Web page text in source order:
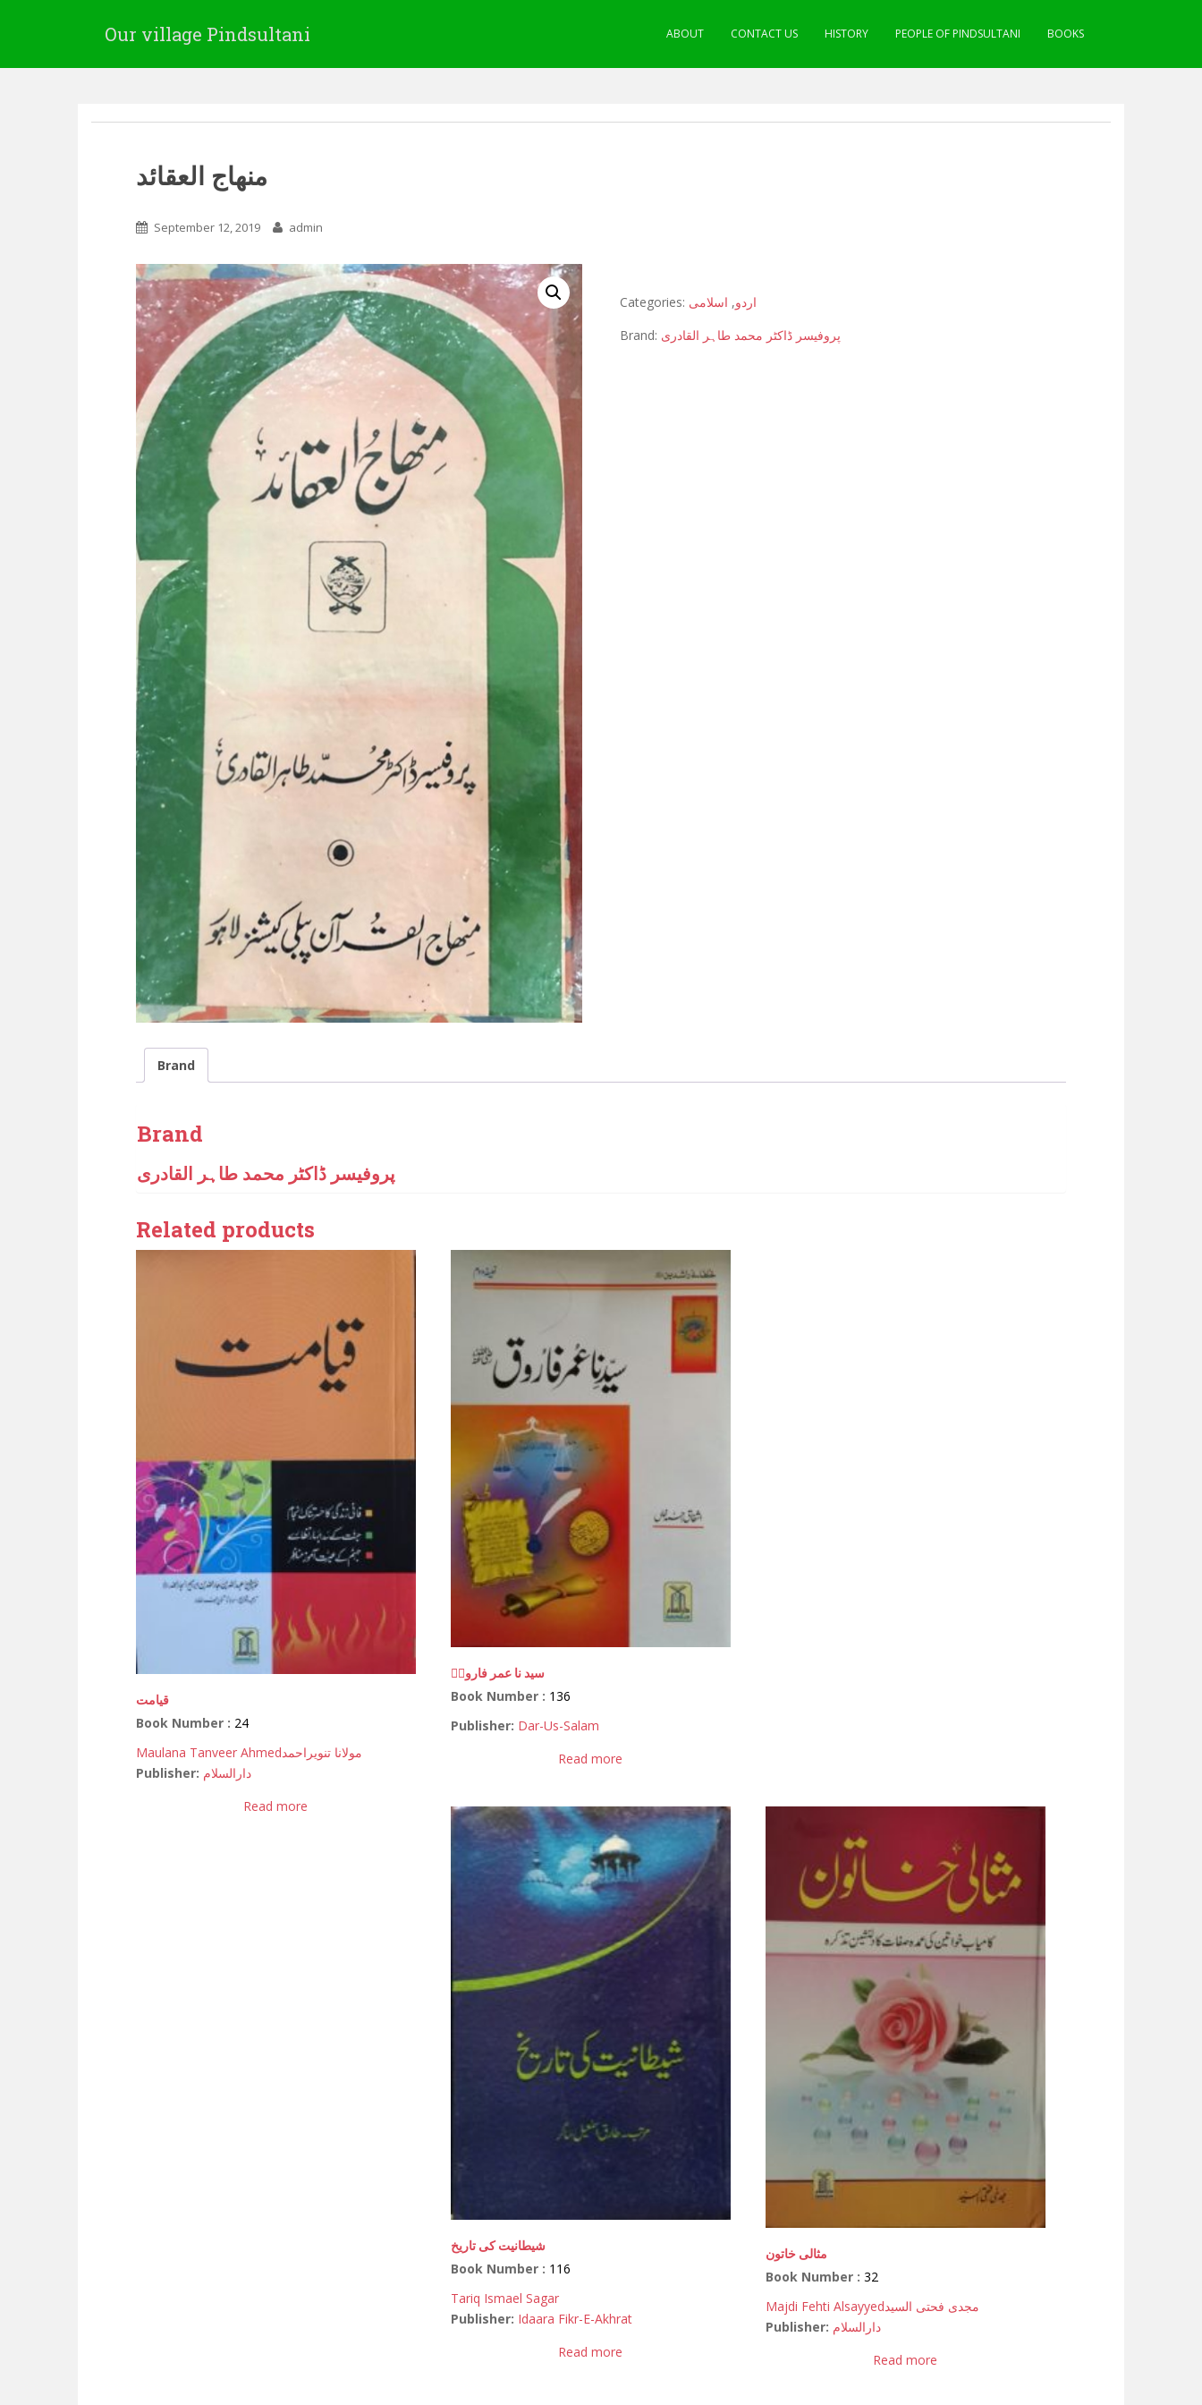
Our village Pindsultani ABOUT CONTACT US HISTORY PEOPLE OF PINDSULTANI BOOKS
منھاج العقائد
September 12, 2019 admin
Categories: اردو, اسلامی
Brand: پروفیسر ڈاکٹر محمد طاہر القادری
Brand
Brand
پروفیسر ڈاکٹر محمد طاہر القادری
Related products
قیامت
Book Number : 24
Maulana Tanveer Ahmedمولانا تنویراحمد
Publisher: دارالسلام
Read more
سید نا عمر فاروقؓ
Book Number : 136
Publisher: Dar-Us-Salam
Read more
شیطانیت کی تاریخ
Book Number : 116
Tariq Ismael Sagar
Publisher: Idaara Fikr-E-Akhrat
Read more
مثالی خاتون
Book Number :32
Majdi Fehti Alsayyedمجدی فحتی السید
Publisher: دارالسلام
Read more